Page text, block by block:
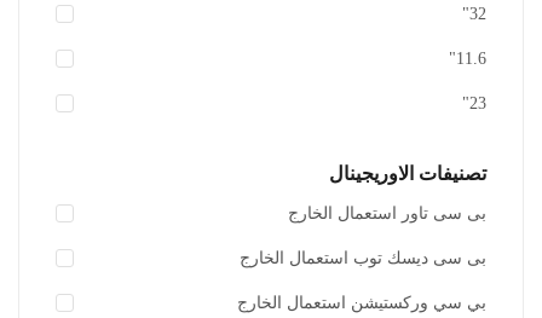
أضف للسلة
32"
11.6"
23"
تصنيفات الاوريجينال
بى سى تاور استعمال الخارج
بى سى ديسك توب استعمال الخارج
بي سي وركستيشن استعمال الخارج